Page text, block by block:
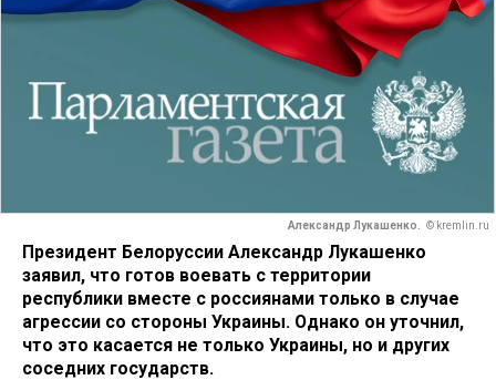
Александр Лукашенко. © kremlin.ru
Президент Белоруссии Александр Лукашенко
заявил, что готов воевать с территории
республики вместе с россиянами только в случае
агрессии со стороны Украины. Однако он уточнил,
что это касается не только Украины, но и других
соседних государств.